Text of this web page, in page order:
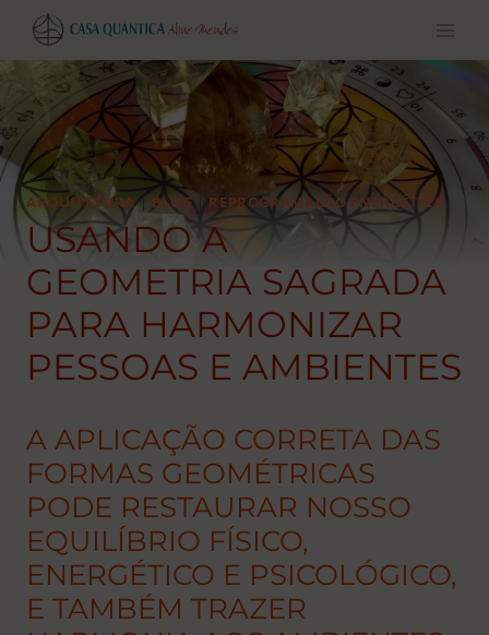
Pular
para
o
conteúdo
ARQUITETURA| BLOG REPROGRAMAÇÃO ENERGÉTICA
USANDO A
GEOMETRIA SAGRADA
PARA HARMONIZAR
PESSOAS E AMBIENTES
A APLICAÇÃO CORRETA DAS
FORMAS GEOMÉTRICAS
PODE RESTAURAR NOSSO
EQUILÍBRIO FÍSICO,
ENERGÉTICO E PSICOLÓGICO,
E TAMBÉM TRAZER